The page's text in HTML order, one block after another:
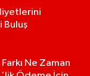
Buluş
Ne Zaman